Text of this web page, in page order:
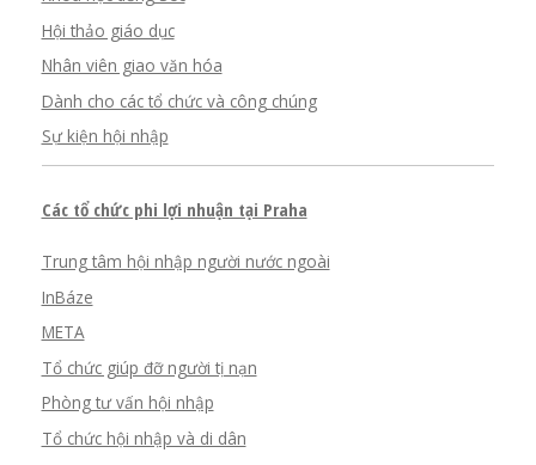
Hội thảo giáo dục
Nhân viên giao văn hóa
Dành cho các tổ chức và công chúng
Sự kiện hội nhập
Các tổ chức phi lợi nhuận tại Praha
Trung tâm hội nhập người nước ngoài
InBáze
META
Tổ chức giúp đỡ người tị nạn
Phòng tư vấn hội nhập
Tổ chức hội nhập và di dân